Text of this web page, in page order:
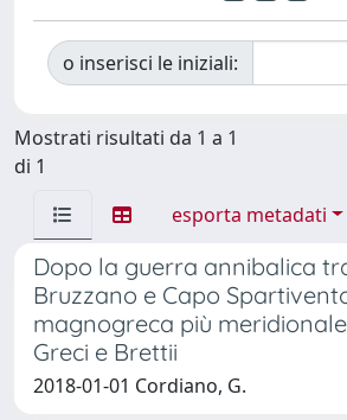
o inserisci le iniziali:
Mostrati risultati da 1 a 1
di 1
esporta metadati
Dopo la guerra annibalica
Bruzzano e Capo
magnogreca più
Greci e Brettii
2018-01-01 Cordiano, G.